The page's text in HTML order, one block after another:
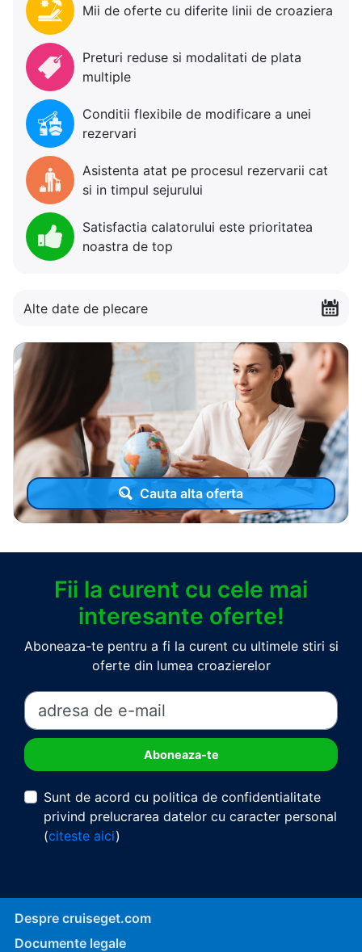
Mii de oferte cu diferite linii de croaziera
Preturi reduse si modalitati de plata
multiple
Conditii flexibile de modificare a unei
rezervari
Asistenta atat pe procesul rezervarii cat
si in timpul sejurului
Satisfactia calatorului este prioritatea
noastra de top
Alte date de plecare
Cauta alta oferta
Fii la curent cu cele mai
interesante oferte!
Aboneaza-te pentru a fi la curent cu ultimele stiri si
oferte din lumea croazierelor
Sunt de acord cu politica de confidentialitate
privind prelucrarea datelor cu caracter personal
(citeste aici)
Despre cruiseget.com
Documente legale